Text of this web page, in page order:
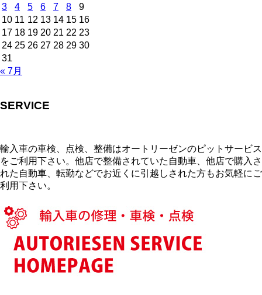
3
4 5 6 7 8
9
10 11 12 13 14 15 16
17 18 19 20 21 22 23
24 25 26 27 28 29 30
31
« 7月
SERVICE
輸入車の車検、点検、整備はオートリーゼンのピットサービス
をご利用下さい。他店で整備されていた自動車、他店で購入さ
れた自動車、転勤などでお近くに引越しされた方もお気軽にご
利用下さい。